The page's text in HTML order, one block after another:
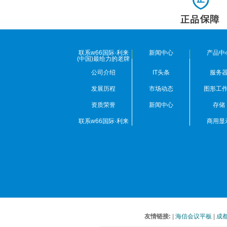
联系w66国际·利来
(中国)最给力的老牌
公司介绍
发展历程
资质荣誉
联系w66国际·利来
新闻中心
IT头条
市场动态
新闻中心
产品中
服务
图形工
存储
商用显
友情链接: 海信会议平板 成